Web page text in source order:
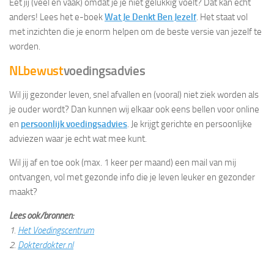
Eet jij (veel en vaak) omdat je je niet gelukkig voelt? Dat kan echt
anders! Lees het e-boekWat Je Denkt Ben Jezelf. Het staat vol
met inzichten die je enorm helpen om de beste versie van jezelf te
worden.
NLbewustvoedingsadvies
Wil jij gezonder leven, snel afvallen en (vooral) niet ziek worden als
je ouder wordt? Dan kunnen wij elkaar ook eens bellen voor online
en persoonlijk voedingsadvies. Je krijgt gerichte en persoonlijke
adviezen waar je echt wat mee kunt.
Wil jij af en toe ook (max. 1 keer per maand) een mail van mij
ontvangen, vol met gezonde info die je leven leuker en gezonder
maakt?
Lees ook/bronnen:
1. Het Voedingscentrum
2. Dokterdokter.nl